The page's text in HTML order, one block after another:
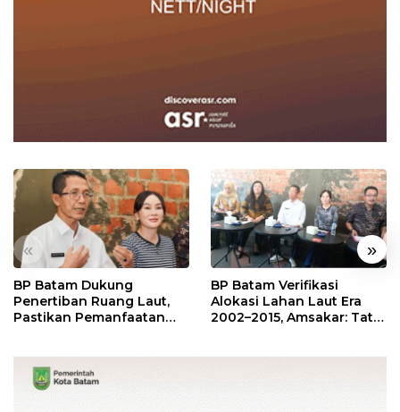
« »
BP Batam Dukung
Penertiban Ruang Laut,
Pastikan Pemanfaatan
BP Batam Verifikasi
Alokasi Lahan Laut Era
2002–2015, Amsakar: Tata